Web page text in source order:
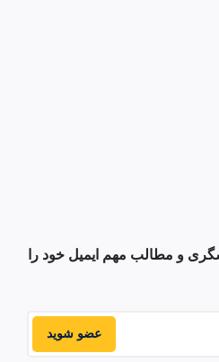
و مطالب مهم ایمیل خود را
عضو شوید